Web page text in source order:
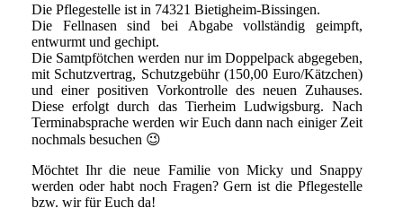
Die Pflegestelle ist in 74321 Bietigheim-Bissingen.
Die Fellnasen sind bei Abgabe vollständig geimpft,
entwurmt und gechipt.
Die Samtpfötchen werden nur im Doppelpack abgegeben,
mit Schutzvertrag, Schutzgebühr (150,00 Euro/Kätzchen)
und einer positiven Vorkontrolle des neuen Zuhauses.
Diese erfolgt durch das Tierheim Ludwigsburg. Nach
Terminabsprache werden wir Euch dann nach einiger Zeit
nochmals besuchen 😉
Möchtet Ihr die neue Familie von Micky und Snappy
werden oder habt noch Fragen? Gern ist die Pflegestelle
bzw. wir für Euch da!